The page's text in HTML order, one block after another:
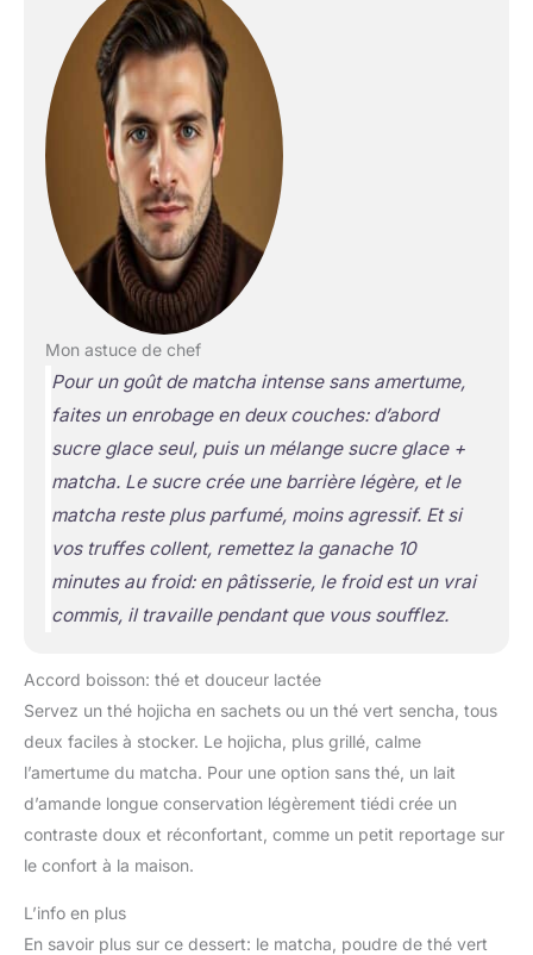
Mon astuce de chef
Pour un goût de matcha intense sans amertume,
faites un enrobage en deux couches: d’abord
sucre glace seul, puis un mélange sucre glace +
matcha. Le sucre crée une barrière légère, et le
matcha reste plus parfumé, moins agressif. Et si
vos truffes collent, remettez la ganache 10
minutes au froid: en pâtisserie, le froid est un vrai
commis, il travaille pendant que vous soufflez.
Accord boisson: thé et douceur lactée
Servez un thé hojicha en sachets ou un thé vert sencha, tous
deux faciles à stocker. Le hojicha, plus grillé, calme
l’amertume du matcha. Pour une option sans thé, un lait
d’amande longue conservation légèrement tiédi crée un
contraste doux et réconfortant, comme un petit reportage sur
le confort à la maison.
L’info en plus
En savoir plus sur ce dessert: le matcha, poudre de thé vert